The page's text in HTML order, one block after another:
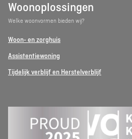
Woonoplossingen
Welke woonvormen bieden wij?
Woon- en zorghuis
Assistentiewoning
Tijdelijk verblijf en Herstelverblijf